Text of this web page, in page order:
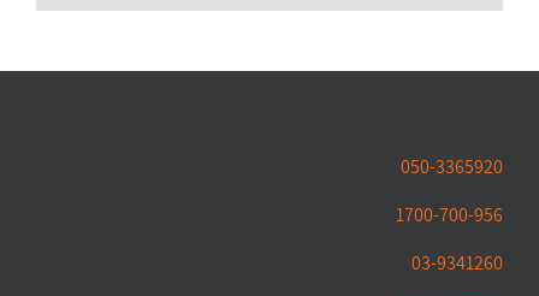
050-3365920
1700-700-956
03-9341260